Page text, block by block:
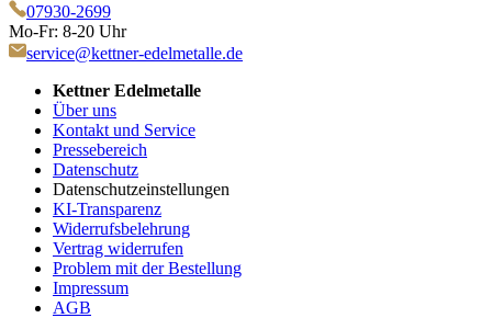
07930-2699
Mo-Fr: 8-20 Uhr
service@kettner-edelmetalle.de
Kettner Edelmetalle
Über uns
Kontakt und Service
Pressebereich
Datenschutz
Datenschutzeinstellungen
KI-Transparenz
Widerrufsbelehrung
Vertrag widerrufen
Problem mit der Bestellung
Impressum
AGB